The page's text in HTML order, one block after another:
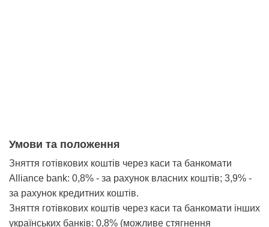
Умови та положення
Зняття готівкових коштів через каси та банкомати
Alliance bank: 0,8% - за рахунок власних коштів; 3,9% -
за рахунок кредитних коштів.
Зняття готівкових коштів через каси та банкомати інших
українських банків: 0,8% (можливе стягнення